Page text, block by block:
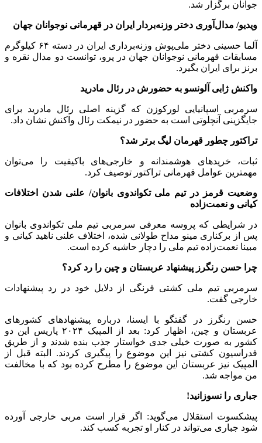
جوانان برگزار شد.
ویدیو/ مدال‌آوری دختر وزنه‌بردار ایران در قهرمانی نوجوانان جهان
آلما حسینی دختر ملی‌پوش وزنه‌برداری ایران در دسته ۶۴ کیلوگرم
مسابقات قهرمانی نوجوانان جهان در پرو، توانست دو مدال نقره و
برنز برای ایران بگیرد.
واکنش ژابی آلونسو به حضورش در رئال مادرید
سرمربی اسپانیایی لورکوزن که گزینه اصلی رئال مادرید برای
جایگزینی آنچلوتی است به حضور در نیمکت رئال واکنش نشان داد.
تراکتور چطور قهرمان لیگ برتر شد؟
ثبات، خریدهای هوشمندانه و خارجی‌های باکیفیت را می‌توان
مهمترین عوامل قهرمانی تراکتور توصیف کرد.
وضعیت قرمز در تیم ملی تکواندوی بانوان/ علنی شدن اختلافات
کیانی و نعمت‌زاده
در شرایطی که پروسه معرفی سرمربی تیم ملی تکواندوی بانوان
پس از برکناری مینو مداح طولانی شده، اختلاف علنی ناهید کیانی و
مبینا نعمت‌زاده تیم ملی را دچار حاشیه کرده است.
چرا حسن رنگرز پیشنهاد عربستان و چین را رد کرد؟
سرمربی تیم ملی کشتی فرنگی از دلایل خود در رد پیشنهادات
خارجی گفت.
حسن رنگرز در گفتگو با ایسنا، درباره پیشنهادهای کشورهای
عربستان و چین، اظهار کرد: بعد از المپیک ۲۰۲۴ پاریس این دو
کشور به صورت خیلی جدی خواستار جذب بنده شدند و از طریق
فدراسیون کشتی نیز این موضوع را پیگیری کردند. البته قبل از
المپیک نیز عربستان این موضوع را مطرح کرده بود که با مخالفت
من مواجه شد.
جباری را نسوزانید!
پیشکسوت استقلال می‌گوید: اگر قرار است مربی خارجی آورده
شود جباری می‌تواند در کنار او تجربه کسب کند.